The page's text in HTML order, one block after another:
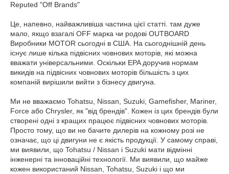
Reputed "Off Brands"
Це, напевно, найважливіша частина цієї статті. там дуже
мало, якщо взагалі OFF марка чи родові OUTBOARD
Виробники MOTOR сьогодні в США. На сьогоднішній день
існує лише кілька підвісних човнових моторів, які можна
вважати універсальними. Оскільки EPA доручив нормам
викидів на підвісних човнових моторів більшість з цих
компаній вирішили вийти з бізнесу двигуна.
Ми не вважаємо Tohatsu, Nissan, Suzuki, Gamefisher, Mariner,
Force або Chrysler, як "від брендів". Кожен із цих брендів були
створені одні з кращих працює підвісних човнових моторів.
Просто тому, що ви не бачите дилерів на кожному розі не
означає, що ці двигуни не є якість продукції. У самому справі,
ми виявили, що Tohatsu / Nissan і Suzuki мати відмінні
інженерні та інноваційні технології. Ми виявили, що майже
кожен використаний Nissan, Tohatsu, Suzuki і що ми